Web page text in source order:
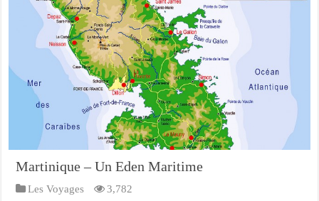
Martinique – Un Eden Maritime
Les Voyages 3,782